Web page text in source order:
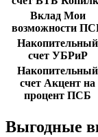
Вклад Мои
возможности
Накопительный
счет УБРиР
Накопительный
счет Акцент на
процент ПСБ
Выгодные